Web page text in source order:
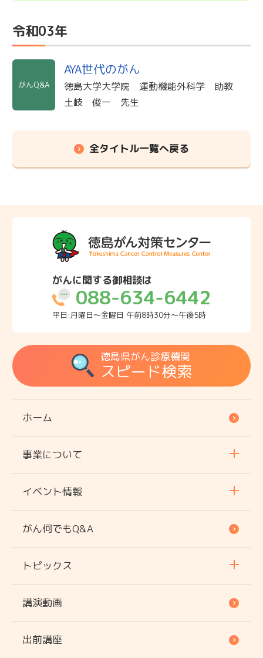
令和03年
がんQ&A
AYA世代のがん
徳島大学大学院 運動機能外科学 助教
土岐 俊一 先生
全タイトル一覧へ戻る
がんに関する御相談は
088-634-6442
平日:月曜日～金曜日 午前8時30分～午後5時
徳島県がん診療機関
スピード検索
ホーム
事業について
イベント情報
がん何でもQ&A
トピックス
講演動画
出前講座